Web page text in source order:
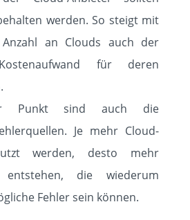
werden. So steigt mit
Anzahl an Clouds auch der
für deren
Punkt sind auch die
Je mehr Cloud-
werden, desto mehr
entstehen, die wiederum
Fehler sein können.